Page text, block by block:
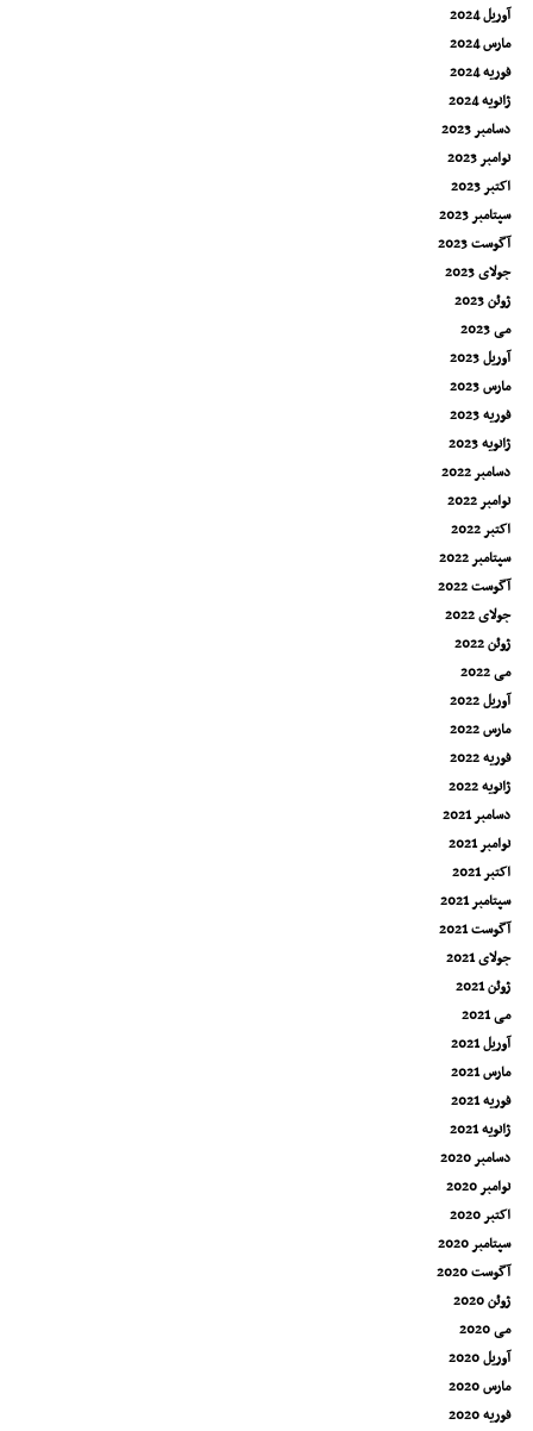
آوریل 2024
مارس 2024
فوریه 2024
ژانویه 2024
دسامبر 2023
نوامبر 2023
اکتبر 2023
سپتامبر 2023
آگوست 2023
جولای 2023
ژوئن 2023
می 2023
آوریل 2023
مارس 2023
فوریه 2023
ژانویه 2023
دسامبر 2022
نوامبر 2022
اکتبر 2022
سپتامبر 2022
آگوست 2022
جولای 2022
ژوئن 2022
می 2022
آوریل 2022
مارس 2022
فوریه 2022
ژانویه 2022
دسامبر 2021
نوامبر 2021
اکتبر 2021
سپتامبر 2021
آگوست 2021
جولای 2021
ژوئن 2021
می 2021
آوریل 2021
مارس 2021
فوریه 2021
ژانویه 2021
دسامبر 2020
نوامبر 2020
اکتبر 2020
سپتامبر 2020
آگوست 2020
ژوئن 2020
می 2020
آوریل 2020
مارس 2020
فوریه 2020